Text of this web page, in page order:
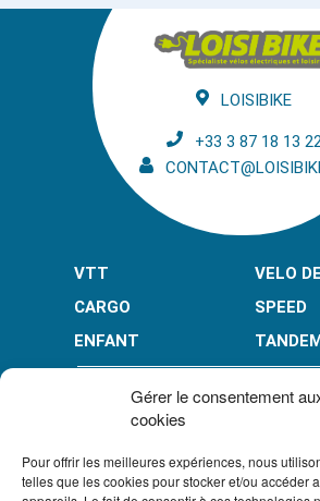
Gérer le consentement
cookies
Pour offrir les meilleures expériences, nous
telles que les cookies pour stocker et/ou accéder
LOISIBIKE
+33 3 87 18 13
VTT
VELO
CARGO
SPEED
ENFANT
PAIEMENT EN PLUSIEURS
LIMITÉ À 3000 € POUR LE 10X. LIMITÉ À 6000 €